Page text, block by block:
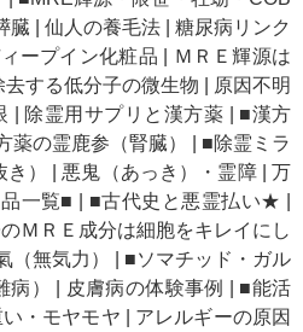
臓 仙人の養毛法
糖尿病リンク
ープイン化粧品
ＭＲＥ輝源は
する低分子の微生物
原因不明
除霊用サプリと漢方薬
■漢方
薬の霊鹿参（腎臓）
■除霊ミラ
）
悪鬼（あっき）・霊障|万
一覧■ ■古代史と悪霊払い★
ＭＲＥ成分は細胞をキレイにし
無気力）
■ソマチッド・ガル
）
皮膚病の体験事例
■能活
・モヤモヤ
アレルギーの原因